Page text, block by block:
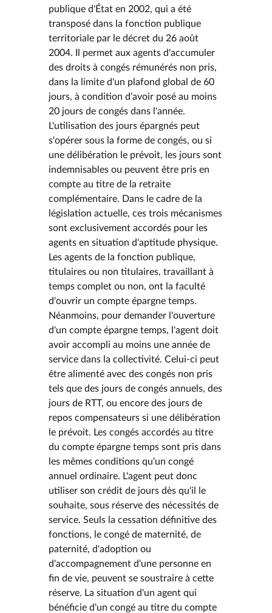
publique d'État en 2002, qui a été
transposé dans la fonction publique
territoriale par le décret du 26 août
2004. Il permet aux agents d'accumuler
des droits à congés rémunérés non pris,
dans la limite d'un plafond global de 60
jours, à condition d'avoir posé au moins
20 jours de congés dans l'année.
L'utilisation des jours épargnés peut
s'opérer sous la forme de congés, ou si
une délibération le prévoit, les jours sont
indemnisables ou peuvent être pris en
compte au titre de la retraite
complémentaire. Dans le cadre de la
législation actuelle, ces trois mécanismes
sont exclusivement accordés pour les
agents en situation d'aptitude physique.
Les agents de la fonction publique,
titulaires ou non titulaires, travaillant à
temps complet ou non, ont la faculté
d'ouvrir un compte épargne temps.
Néanmoins, pour demander l'ouverture
d'un compte épargne temps, l'agent doit
avoir accompli au moins une année de
service dans la collectivité. Celui-ci peut
être alimenté avec des congés non pris
tels que des jours de congés annuels, des
jours de RTT, ou encore des jours de
repos compensateurs si une délibération
le prévoit. Les congés accordés au titre
du compte épargne temps sont pris dans
les mêmes conditions qu'un congé
annuel ordinaire. L'agent peut donc
utiliser son crédit de jours dès qu'il le
souhaite, sous réserve des nécessités de
service. Seuls la cessation définitive des
fonctions, le congé de maternité, de
paternité, d'adoption ou
d'accompagnement d'une personne en
fin de vie, peuvent se soustraire à cette
réserve. La situation d'un agent qui
bénéficie d'un congé au titre du compte